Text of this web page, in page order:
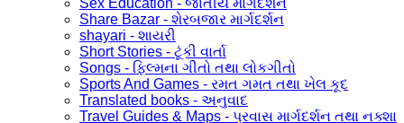
Share Bazar - શેરબજાર માર્ગદર્શન
shayari - શાયરી
Short Stories - ટૂંકી વાર્તા
Songs - ફિલ્મના ગીતો તથા લોકગીતો
Sports And Games - રમત ગમત તથા ખેલ કૂદ
Translated books - અનુવાદ
Travel Guides & Maps - પ્રવાસ માર્ગદર્શન તથા નક્શા